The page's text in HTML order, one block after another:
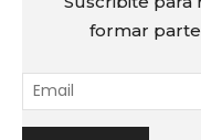
formar